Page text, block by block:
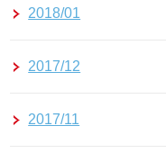
2018/01
2017/12
2017/11